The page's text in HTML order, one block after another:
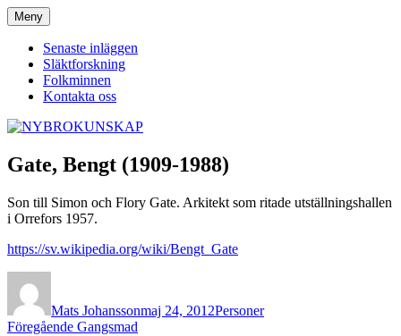
Hoppa
till
innehåll
NYBROKUNSKAP
Meny
Senaste inläggen
Släktforskning
Folkminnen
Kontakta oss
Gate, Bengt (1909-1988)
Son till Simon och Flory Gate. Arkitekt som ritade utställningshallen
i Orrefors 1957.
https://sv.wikipedia.org/wiki/Bengt_Gate
Mats Johanssonmaj 24, 2012Personer
Inläggsnavigering
Föregående Föregående
Gangsmad